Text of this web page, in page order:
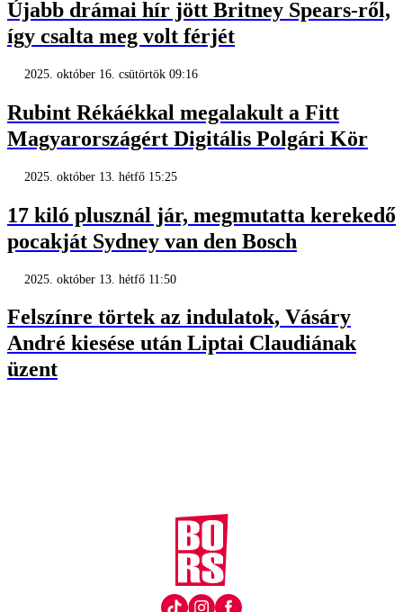
Újabb drámai hír jött Britney Spears-ről,
így csalta meg volt férjét
2025. október 16. csütörtök 09:16
Rubint Rékáékkal megalakult a Fitt
Magyarországért Digitális Polgári Kör
2025. október 13. hétfő 15:25
17 kiló plusznál jár, megmutatta kerekedő
pocakját Sydney van den Bosch
2025. október 13. hétfő 11:50
Felszínre törtek az indulatok, Vásáry
André kiesése után Liptai Claudiának
üzent